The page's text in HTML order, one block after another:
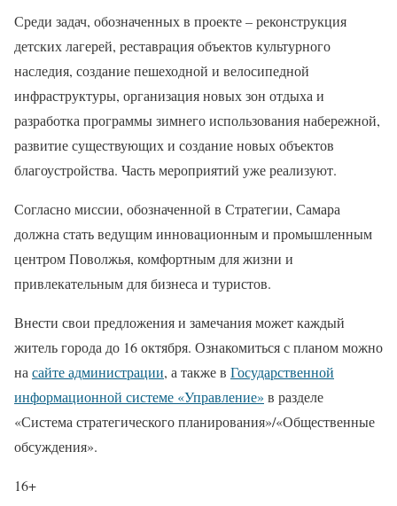
Среди задач, обозначенных в проекте – реконструкция
детских лагерей, реставрация объектов культурного
наследия, создание пешеходной и велосипедной
инфраструктуры, организация новых зон отдыха и
разработка программы зимнего использования набережной,
развитие существующих и создание новых объектов
благоустройства. Часть мероприятий уже реализуют.
Согласно миссии, обозначенной в Стратегии, Самара
должна стать ведущим инновационным и промышленным
центром Поволжья, комфортным для жизни и
привлекательным для бизнеса и туристов.
Внести свои предложения и замечания может каждый
житель города до 16 октября. Ознакомиться с планом можно
насайте администрации, а также в Государственной
информационной системе «Управление» в разделе
«Система стратегического планирования»/«Общественные
обсуждения».
16+